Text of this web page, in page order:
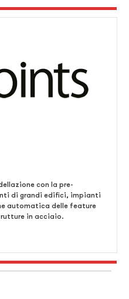
con la pre-
di grandi edifici, impianti
automatica delle feature
in acciaio.